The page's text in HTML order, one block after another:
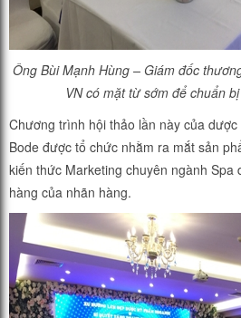
Ông Bùi Mạnh Hùng – Giám đốc
VN có mặt từ sớm để chuẩn
Chương trình hội thảo lần này của
Bode được tổ chức nhằm ra mắt sản
kiến thức Marketing chuyên ngành Spa
hàng của nhãn hàng.